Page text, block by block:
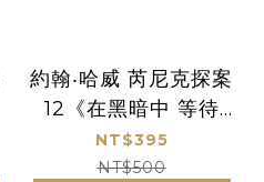
約翰‧哈威 芮尼克探案
12《在黑暗中 等待
光》★買就贈芮尼克
系列霧透卡書籤(4款
NT$395
NT$500